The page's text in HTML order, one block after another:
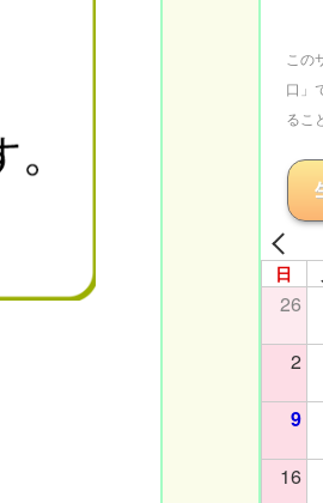
この
口」
るこ
日
26
2
9
16